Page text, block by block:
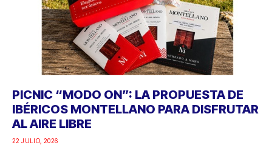
PICNIC “MODO ON”: LA PROPUESTA DE
IBÉRICOS MONTELLANO PARA DISFRUTAR
AL AIRE LIBRE
22 JULIO, 2026